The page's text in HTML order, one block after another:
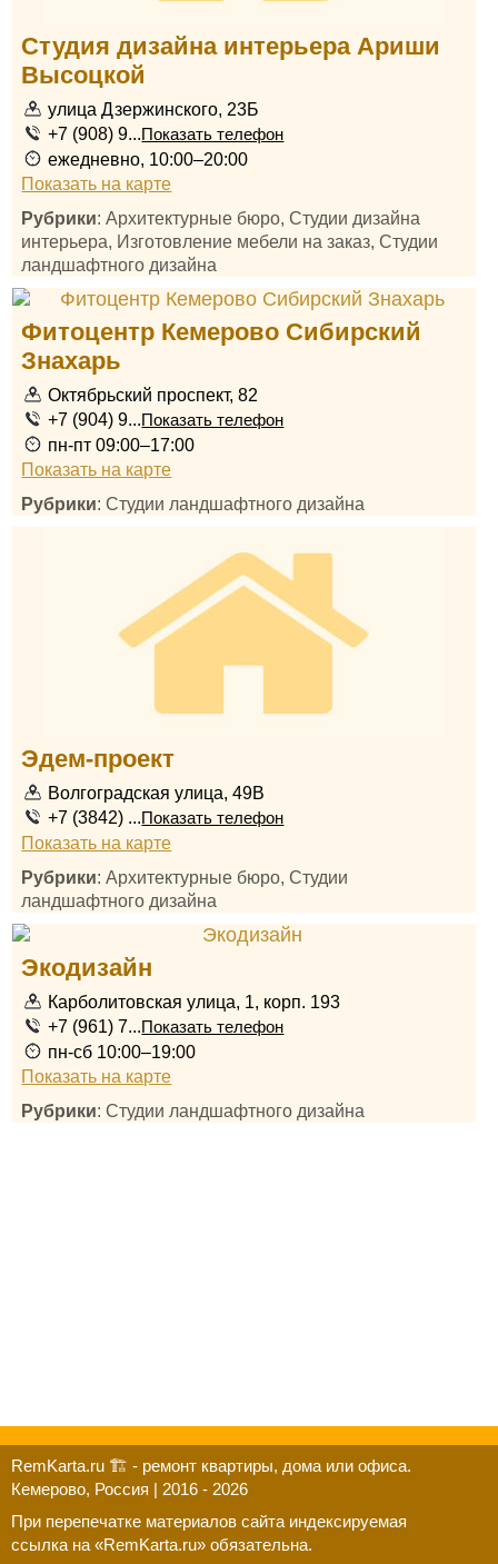
Студия дизайна интерьера Ариши
Высоцкой
улица Дзержинского, 23Б
+7 (908) 9...Показать телефон
ежедневно, 10:00–20:00
Показать на карте
Рубрики: Архитектурные бюро, Студии дизайна
интерьера, Изготовление мебели на заказ, Студии
ландшафтного дизайна
Фитоцентр Кемерово Сибирский
Знахарь
Октябрьский проспект, 82
+7 (904) 9...Показать телефон
пн-пт 09:00–17:00
Показать на карте
Рубрики: Студии ландшафтного дизайна
Эдем-проект
Волгоградская улица, 49В
+7 (3842) ...Показать телефон
Показать на карте
Рубрики: Архитектурные бюро, Студии
ландшафтного дизайна
Экодизайн
Карболитовская улица, 1, корп. 193
+7 (961) 7...Показать телефон
пн-сб 10:00–19:00
Показать на карте
Рубрики: Студии ландшафтного дизайна
RemKarta.ru 🏗️ - ремонт квартиры, дома или офиса.
Кемерово, Россия | 2016 - 2026
При перепечатке материалов сайта индексируемая
ссылка на «RemKarta.ru» обязательна.